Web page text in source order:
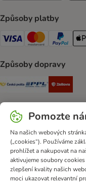
Způsoby platby
Visa Payment Method
mastercardPayPal
Způsoby dopravy
Česká pošta
PPL
Zabezpečení
Obchodní podmínky
Pomozte
Na našich webových
(„cookies“). Používáme
prohlížet a nakupovat na
aktivujeme soubory
zlepšení kvality našich
moci ukazovat relevantní